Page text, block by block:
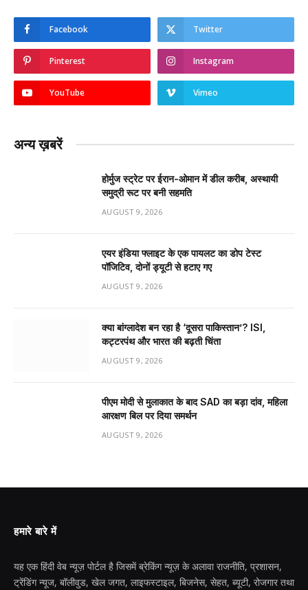
Facebook Twitter
Pinterest Instagram
YouTube Vimeo
अन्य ख़बरें
होर्मुज स्ट्रेट पर ईरान-ओमान में डील करीब, अस्थायी
समुद्री रूट पर बनी सहमति
AUGUST 9, 2026
एयर इंडिया फ्लाइट के एक पायलट का डोप टेस्ट
पॉजिटिव, दोनों ड्यूटी से हटाए गए
AUGUST 9, 2026
क्या बांग्लादेश बन रहा है ‘दूसरा पाकिस्तान’? ISI,
कट्टरपंथ और भारत की बढ़ती चिंता
AUGUST 9, 2026
पीएम मोदी से मुलाकात के बाद SAD का बड़ा दांव, महिला
आरक्षण बिल पर दिया समर्थन
AUGUST 9, 2026
हमारे बारे में
यह एक हिंदी वेब न्यूज़ पोर्टल है जिसमें ब्रेकिंग न्यूज़ के अलावा राजनीति, प्रशासन,
ट्रेंडिंग न्यूज, बॉलीवुड, खेल जगत, लाइफस्टाइल, बिजनेस, सेहत, ब्यूटी, रोजगार तथा